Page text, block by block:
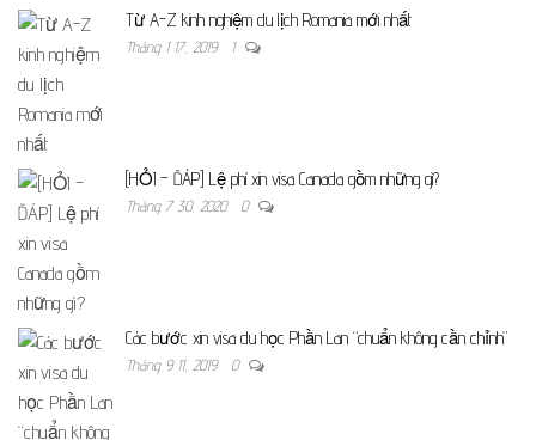
Từ A-Z kinh nghiệm du lịch Romania mới nhất
Tháng 1 17, 2019 1
[HỎI – ĐÁP] Lệ phí xin visa Canada gồm những gì?
Tháng 7 30, 2020 0
Các bước xin visa du học Phần Lan “chuẩn không cần chỉnh”
Tháng 9 11, 2019 0